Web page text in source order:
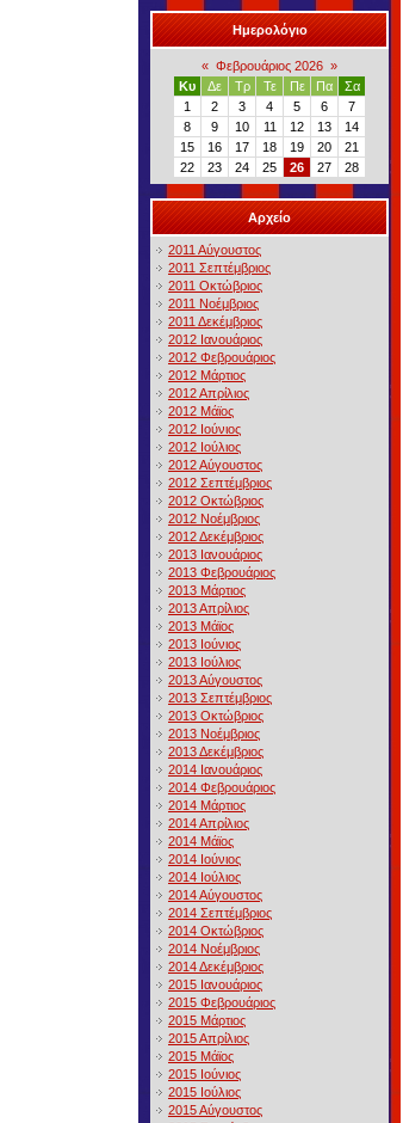
Ημερολόγιο
« Φεβρουάριος 2026 »
Κυ
Δε Τρ Τε Πε Πα
Σα
1
2 3 4 5 6
7
8
9 10 11 12 13
14
15
16 17 18 19 20
21
22
23 24 25 26 27 28
Αρχείο
2011 Αύγουστος
2011 Σεπτέμβριος
2011 Οκτώβριος
2011 Νοέμβριος
2011 Δεκέμβριος
2012 Ιανουάριος
2012 Φεβρουάριος
2012 Μάρτιος
2012 Απρίλιος
2012 Μάϊος
2012 Ιούνιος
2012 Ιούλιος
2012 Αύγουστος
2012 Σεπτέμβριος
2012 Οκτώβριος
2012 Νοέμβριος
2012 Δεκέμβριος
2013 Ιανουάριος
2013 Φεβρουάριος
2013 Μάρτιος
2013 Απρίλιος
2013 Μάϊος
2013 Ιούνιος
2013 Ιούλιος
2013 Αύγουστος
2013 Σεπτέμβριος
2013 Οκτώβριος
2013 Νοέμβριος
2013 Δεκέμβριος
2014 Ιανουάριος
2014 Φεβρουάριος
2014 Μάρτιος
2014 Απρίλιος
2014 Μάϊος
2014 Ιούνιος
2014 Ιούλιος
2014 Αύγουστος
2014 Σεπτέμβριος
2014 Οκτώβριος
2014 Νοέμβριος
2014 Δεκέμβριος
2015 Ιανουάριος
2015 Φεβρουάριος
2015 Μάρτιος
2015 Απρίλιος
2015 Μάϊος
2015 Ιούνιος
2015 Ιούλιος
2015 Αύγουστος